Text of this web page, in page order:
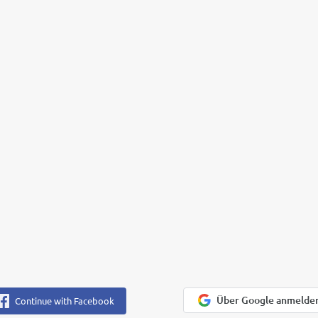
Continue with Facebook Über Google